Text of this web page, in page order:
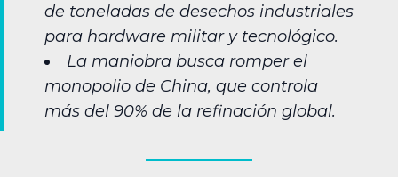
de toneladas de desechos industriales
para hardware militar y tecnológico.
La maniobra busca romper el
monopolio de China, que controla
más del 90% de la refinación global.